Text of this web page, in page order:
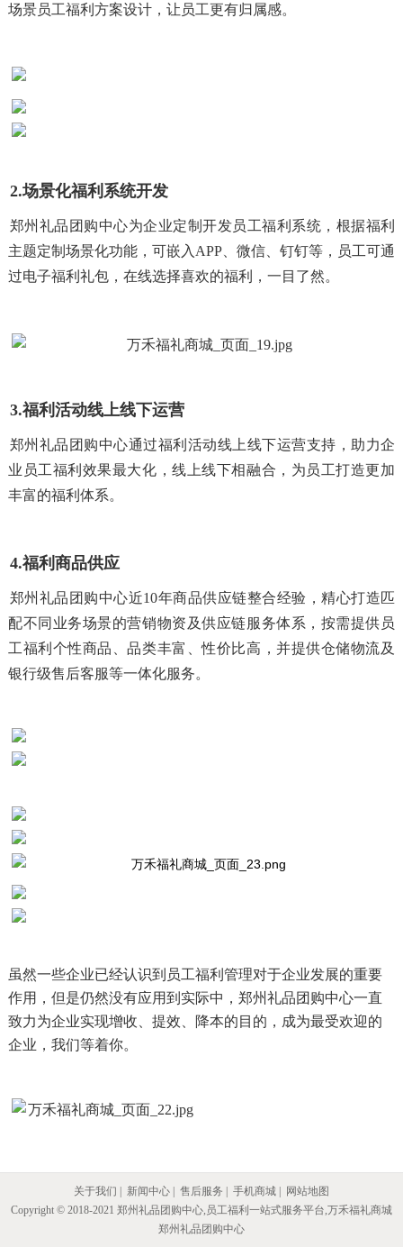
场景员工福利方案设计，让员工更有归属感。
2.场景化福利系统开发
郑州礼品团购中心为企业定制开发员工福利系统，根据福利
主题定制场景化功能，可嵌入APP、微信、钉钉等，员工可通
过电子福利礼包，在线选择喜欢的福利，一目了然。
3.福利活动线上线下运营
郑州礼品团购中心通过福利活动线上线下运营支持，助力企
业员工福利效果最大化，线上线下相融合，为员工打造更加
丰富的福利体系。
4.福利商品供应
郑州礼品团购中心近10年商品供应链整合经验，精心打造匹
配不同业务场景的营销物资及供应链服务体系，按需提供员
工福利个性商品、品类丰富、性价比高，并提供仓储物流及
银行级售后客服等一体化服务。
虽然一些企业已经认识到员工福利管理对于企业发展的重要
作用，但是仍然没有应用到实际中 ，郑州礼品团购中心一直
致力为企业实现增收、提效、降本的目的，成为最受欢迎的
企业，我们等着你。
关于我们 新闻中心 售后服务 手机商城
网站地图
Copyright © 2018-2021 郑州礼品团购中心,员工福利一站式服务平台,万禾福礼商城
郑州礼品团购中心